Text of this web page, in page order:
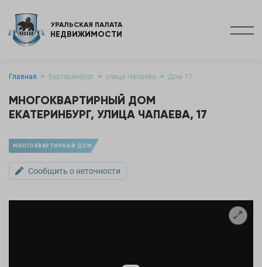
УРАЛЬСКАЯ ПАЛАТА
НЕДВИЖИМОСТИ
Главная Екатеринбург улица Чапаева Дом 17
МНОГОКВАРТИРНЫЙ ДОМ
ЕКАТЕРИНБУРГ, УЛИЦА ЧАПАЕВА, 17
МНОГОКВАРТИРНЫЙ ДОМ
Сообщить о неточности